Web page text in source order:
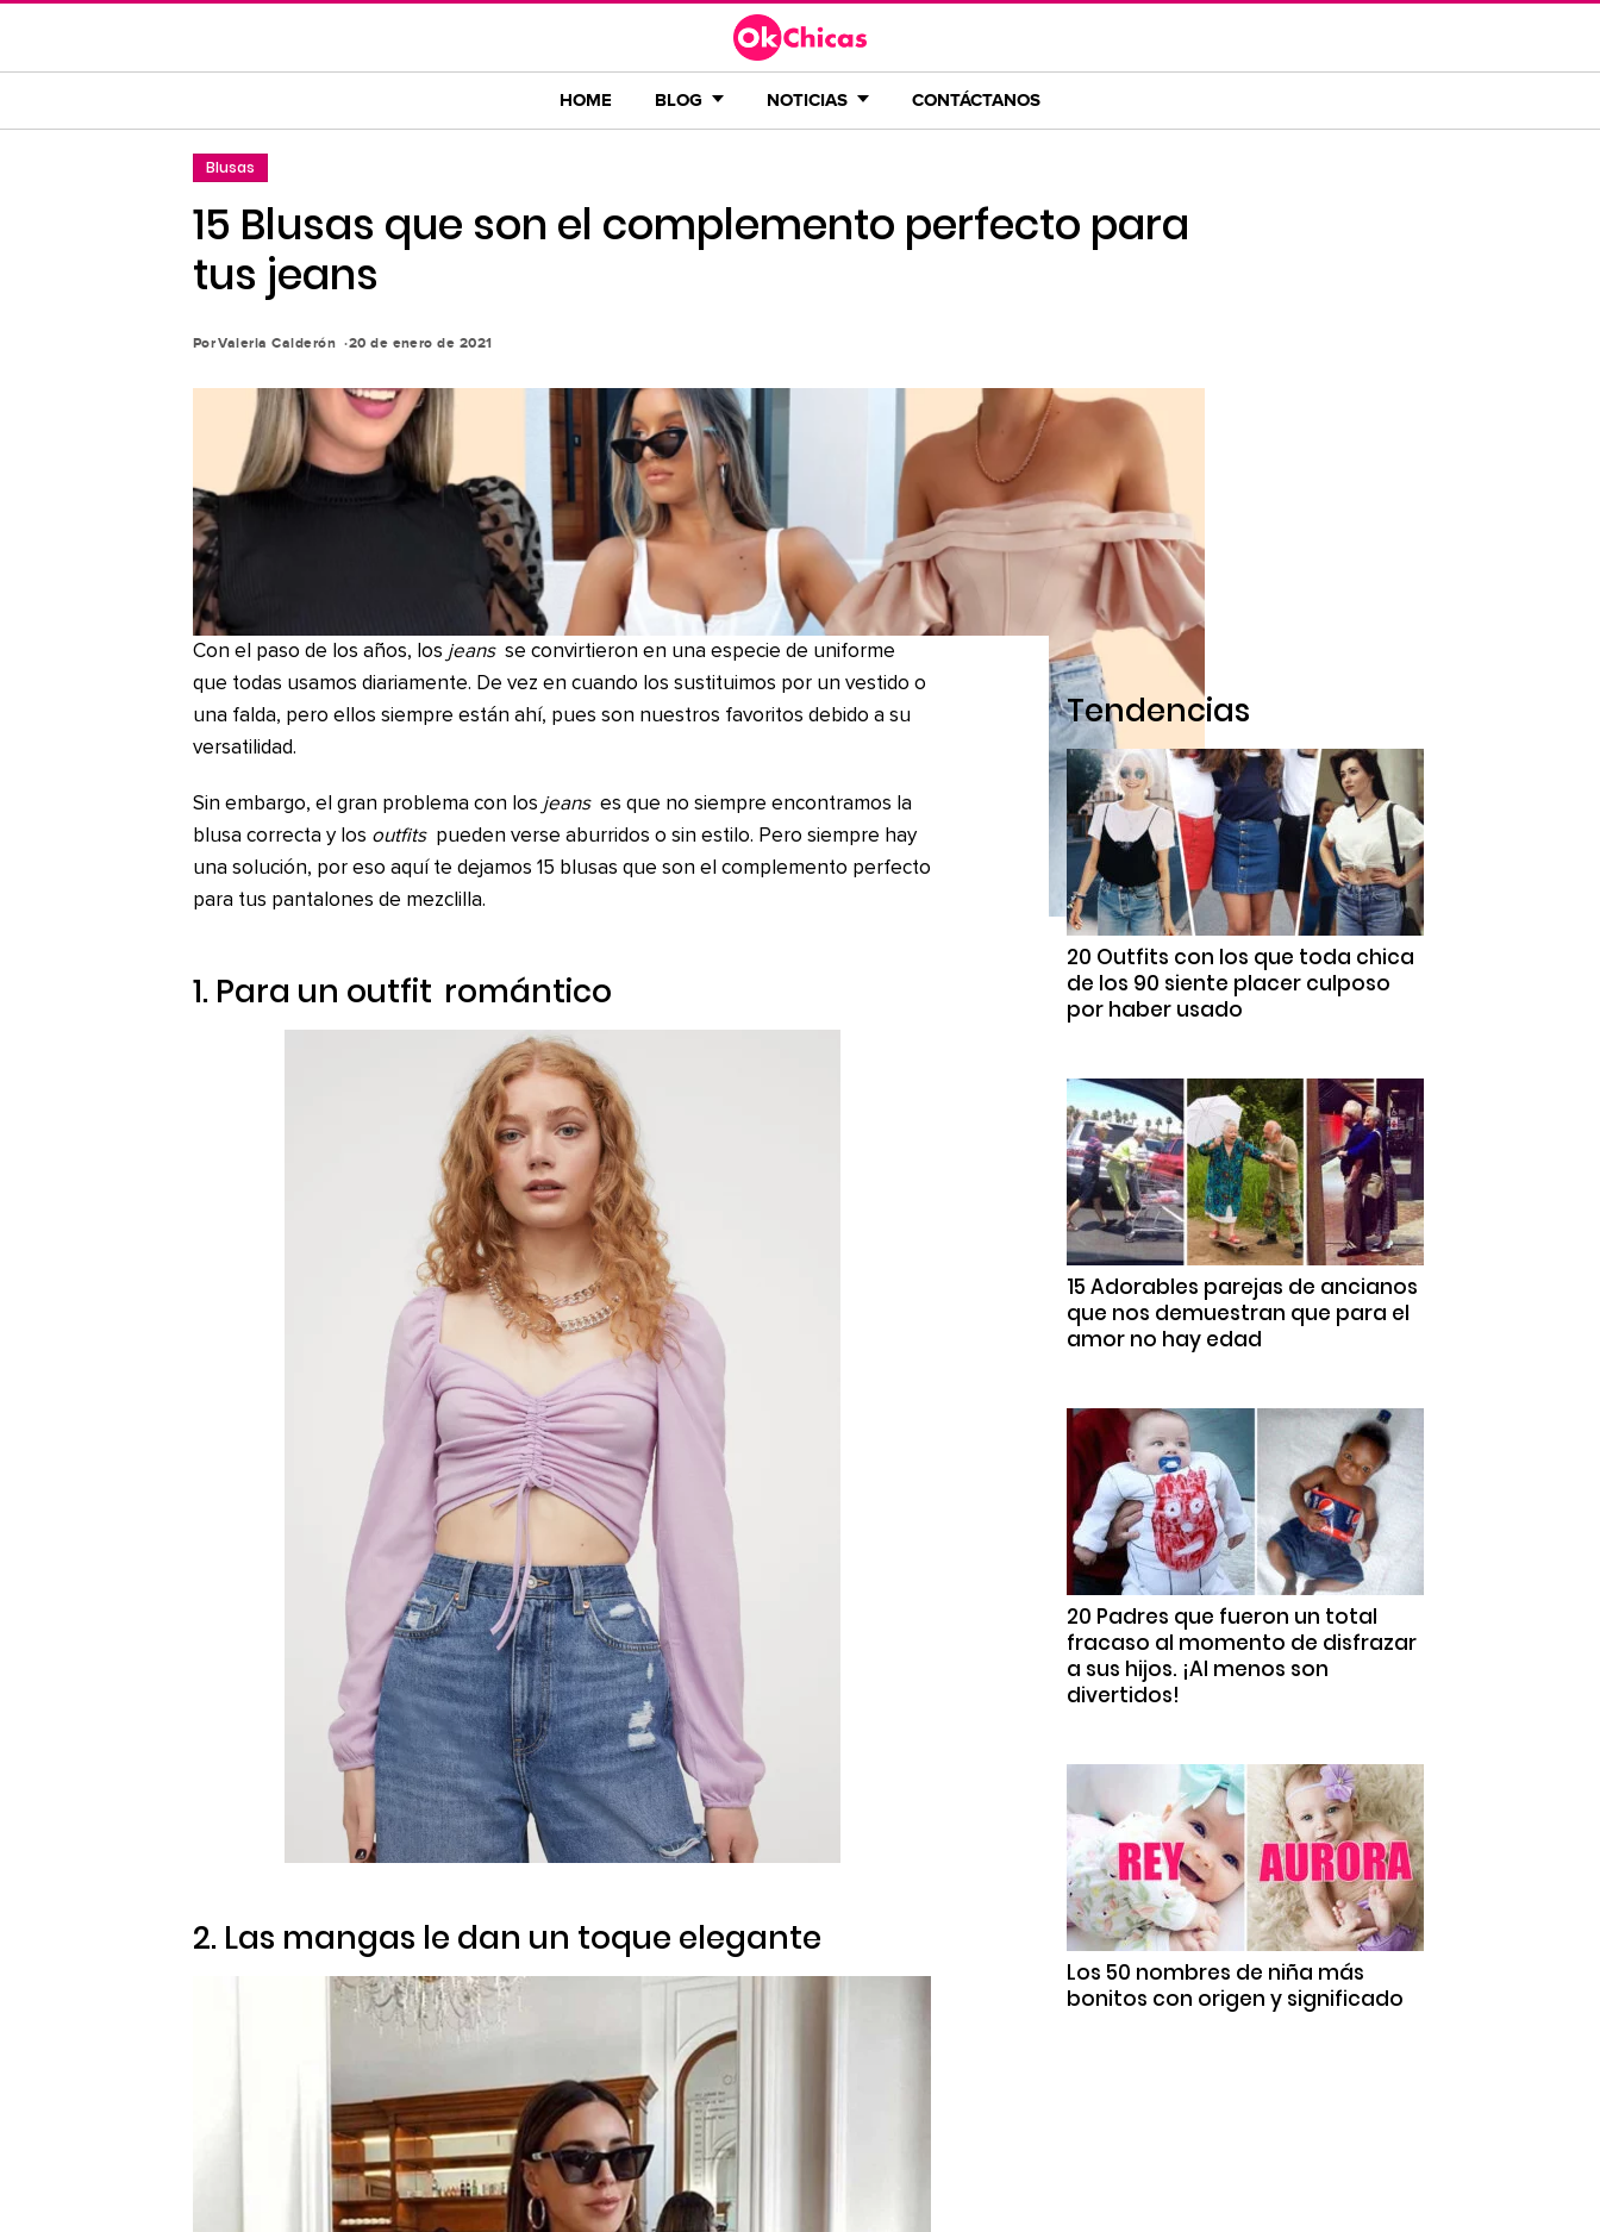
contenido
HOME BLOG NOTICIAS CONTÁCTANOS
Blusas
15 Blusas que son el complemento perfecto para
tus jeans
PorValeria Calderón 20 de enero de 2021
Con el paso de los años, los jeans se convirtieron en una especie de uniforme
que todas usamos diariamente. De vez en cuando los sustituimos por un vestido o
una falda, pero ellos siempre están ahí, pues son nuestros favoritos debido a su
versatilidad.
Sin embargo, el gran problema con los jeans es que no siempre encontramos la
blusa correcta y los outfits pueden verse aburridos o sin estilo. Pero siempre hay
una solución, por eso aquí te dejamos 15 blusas que son el complemento perfecto
para tus pantalones de mezclilla.
1. Para un outfit romántico
2. Las mangas le dan un toque elegante
Tendencias
20 Outfits con los que toda chica
de los 90 siente placer culposo
por haber usado
15 Adorables parejas de ancianos
que nos demuestran que para el
amor no hay edad
20 Padres que fueron un total
fracaso al momento de disfrazar
a sus hijos. ¡Al menos son
divertidos!
Los 50 nombres de niña más
bonitos con origen y significado